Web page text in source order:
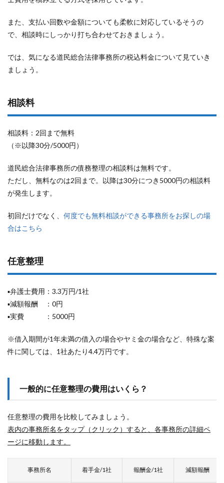
また、支払い回数や金額についても柔軟に対応しているそうの
で、相談時にしっかり打ち合わせておきましょう。
では、気になる道民総合法律事務所の税込料金について見ていき
ましょう。
相談料
相談料：2回まで無料
（※以降30分/5000円）
道民総合法律事務所の債務整理の相談料は無料です。
ただし、無料なのは2回まで。以降は30分につき5000円の相談料
が発生します。
初回だけでなく、 何度でも無料相談ができる事務所をお探しの場
合はこちら
任意整理
▪弁護士費用：3.3万円/1社
▪減額報酬 ：0円
▪実費 ：5000円
※借入期間が1年未満の借入の場合やヤミ金の場合など、特殊な案
件に関しては、1社あたり4.4万円です。
一般的に任意整理の費用はいくら？
任意整理の費用を比較してみましょう。
表内の事務所名をタップ（クリック）すると、各事務所の詳細ペ
ージに移動します。
事務所名 着手金/1社 報酬金/1社 減額報酬